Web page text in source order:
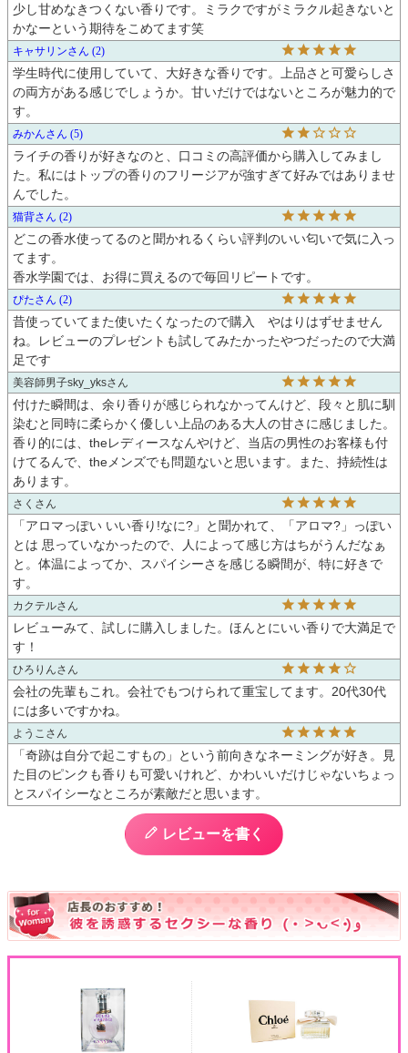
少し甘めなきつくない香りです。ミラクですがミラクル起きないと
かなーという期待をこめてます笑
キャサリン 2
学生時代に使用していて、大好きな香りです。上品さと可愛らしさ
の両方がある感じでしょうか。甘いだけではないところが魅力的で
す。
みかん 5
ライチの香りが好きなのと、口コミの高評価から購入してみまし
た。私にはトップの香りのフリージアが強すぎて好みではありませ
んでした。
猫背 2
どこの香水使ってるのと聞かれるくらい評判のいい匂いで気に入っ
てます。
香水学園では、お得に買えるので毎回リピートです。
ぴた 2
昔使っていてまた使いたくなったので購入　やはりはずせません
ね。レビューのプレゼントも試してみたかったやつだったので大満
足です
美容師男子sky_yks
付けた瞬間は、余り香りが感じられなかってんけど、段々と肌に馴
染むと同時に柔らかく優しい上品のある大人の甘さに感じました。
香り的には、theレディースなんやけど、当店の男性のお客様も付
けてるんで、theメンズでも問題ないと思います。また、持続性は
あります。
さく
「アロマっぽい いい香り!なに?」と聞かれて、「アロマ?」っぽい
とは 思っていなかったので、人によって感じ方はちがうんだなぁ
と。体温によってか、スパイシーさを感じる瞬間が、特に好きで
す。
カクテル
レビューみて、試しに購入しました。ほんとにいい香りで大満足で
す！
ひろりん
会社の先輩もこれ。会社でもつけられて重宝してます。20代30代
には多いですかね。
ようこ
「奇跡は自分で起こすもの」という前向きなネーミングが好き。見
た目のピンクも香りも可愛いけれど、かわいいだけじゃないちょっ
とスパイシーなところが素敵だと思います。
レビューを書く